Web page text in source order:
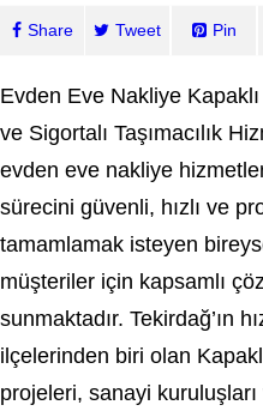
Share Tweet Pin
Evden Eve Nakliye Kapaklı
ve Sigortalı Taşımacılık
evden eve nakliye
sürecini güvenli, hızlı ve
tamamlamak isteyen
müşteriler için kapsamlı
sunmaktadır. Tekirdağ’ın
ilçelerinden biri olan
projeleri, sanayi